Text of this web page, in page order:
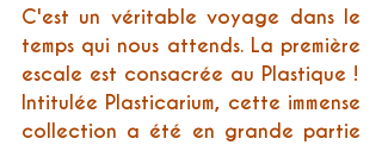
C'est un véritable voyage dans le
temps qui nous attends. La première
Intitulée Plasticarium, cette immense
collection a été en grande partie